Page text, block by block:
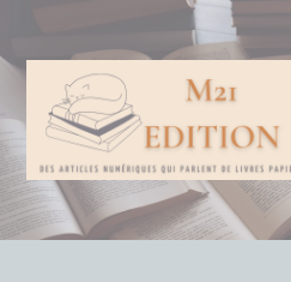
content